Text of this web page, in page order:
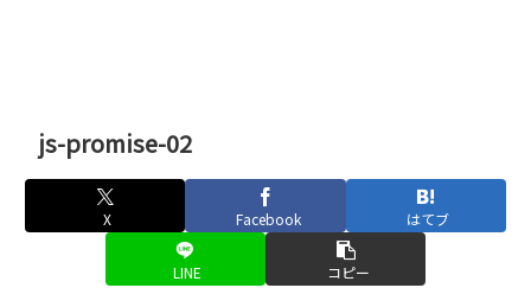
js-promise-02
X Facebook はてブ
LINE コピー